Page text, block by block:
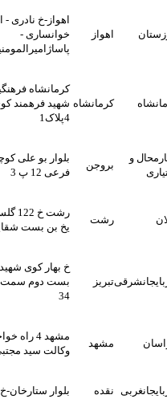
اهواز
اهواز-خ نادری - اول
خوانساری -
پاساژامیرالمومنین ط 3
کرمانشاه
کرمانشاه فرهنگیان فاز1خ
شهید فرهمند کوی سرو
بروجن
بلوار بو علی کوچه ابوذر
فرعی 12 پ 3
رشت
رشت خ 122 گلسار کوچه گل
یخ بن بست شقایق پ 8 ط2
تبریز
خ بهار کوی شهید انوری بن
بست دوم سمت راست پ
مشهد
مشهد 4 راه خواجه ربیع دفتر
وکالت سید مجتبی علوی
نقده بلوار ستارخان-خ باقر خان